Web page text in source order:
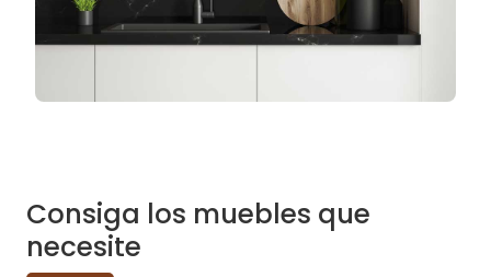
Consiga los muebles que
necesite